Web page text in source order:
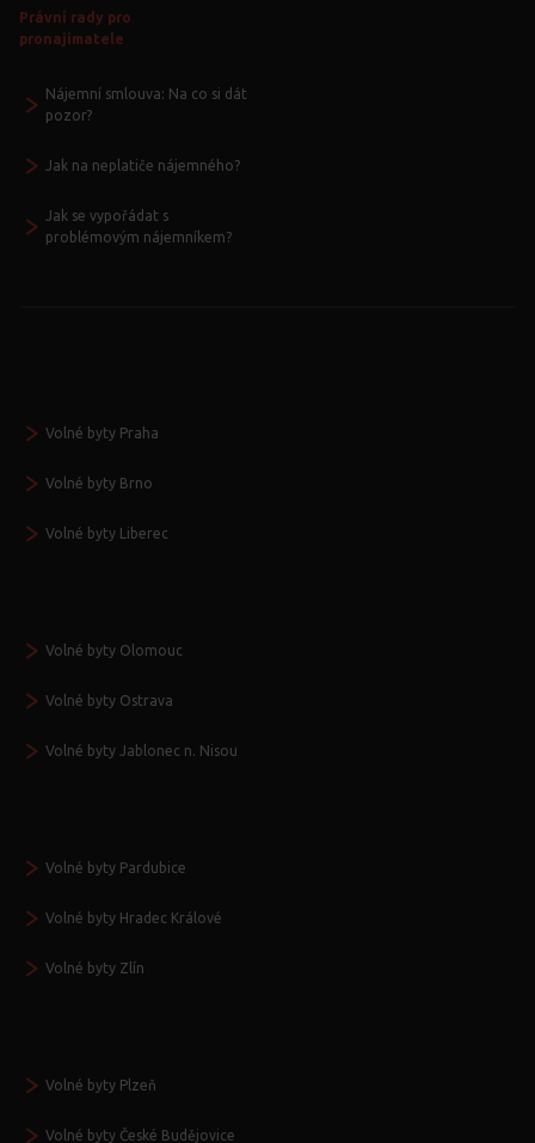
Právní rady pro
pronajímatele
Nájemní smlouva: Na co si dát
pozor?
Jak na neplatiče nájemného?
Jak se vypořádat s
problémovým nájemníkem?
Volné byty Praha
Volné byty Brno
Volné byty Liberec
Volné byty Olomouc
Volné byty Ostrava
Volné byty Jablonec n. Nisou
Volné byty Pardubice
Volné byty Hradec Králové
Volné byty Zlín
Volné byty Plzeň
Volné byty České Budějovice